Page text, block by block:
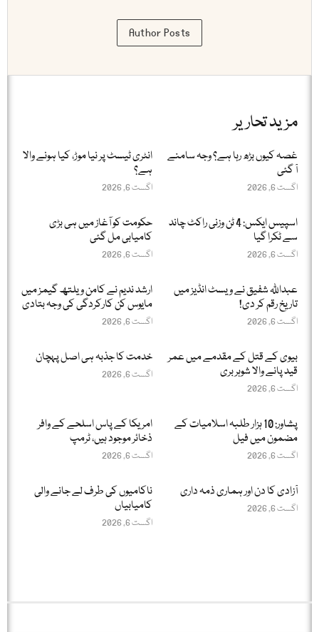
Author Posts
مزید تحاریر
غصہ کیوں بڑھ رہا ہے؟ وجہ سامنے
آ گئی
اگست 6, 2026
انٹری ٹیسٹ پر نیا موڑ، کیا ہونے والا
ہے؟
اگست 6, 2026
اسپیس ایکس: 4 ٹن وزنی راکٹ چاند
سے ٹکرا گیا
اگست 6, 2026
حکومت کو آغاز میں ہی بڑی
کامیابی مل گئی
اگست 6, 2026
عبداللّٰہ شفیق نے ویسٹ انڈیز میں
تاریخ رقم کر دی!
اگست 6, 2026
ارشد ندیم نے کامن ویلتھ گیمز میں
مایوس کن کارکردگی کی وجہ بتادی
اگست 6, 2026
بیوی کے قتل کے مقدمے میں عمر
قید پانے والا شوہر بری
اگست 6, 2026
خدمت کا جذبہ ہی اصل پہچان
اگست 6, 2026
پشاور: 10 ہزار طلبہ اسلامیات کے
مضمون میں فیل
اگست 6, 2026
امریکا کے پاس اسلحے کے وافر
ذخائر موجود ہیں، ٹرمپ
اگست 6, 2026
آزادی کا دن اور ہماری ذمہ داری
اگست 6, 2026
ناکامیوں کی طرف لے جانے والی
کامیابیاں
اگست 6, 2026